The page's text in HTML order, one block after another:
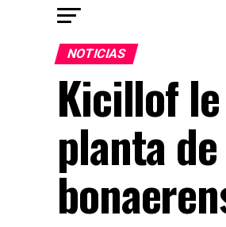
NOTICIAS
Kicillof
planta